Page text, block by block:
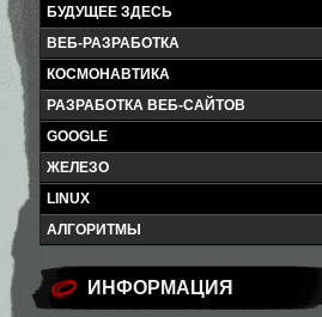
БУДУЩЕЕ ЗДЕСЬ
ВЕБ-РАЗРАБОТКА
КОСМОНАВТИКА
РАЗРАБОТКА ВЕБ-САЙТОВ
GOOGLE
ЖЕЛЕЗО
LINUX
АЛГОРИТМЫ
ИНФОРМАЦИЯ